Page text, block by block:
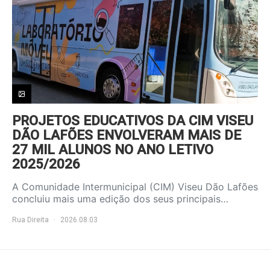
PROJETOS EDUCATIVOS DA CIM VISEU
DÃO LAFÕES ENVOLVERAM MAIS DE
27 MIL ALUNOS NO ANO LETIVO
2025/2026
A Comunidade Intermunicipal (CIM) Viseu Dão Lafões
concluiu mais uma edição dos seus principais…
Rua Direita 2026.08.03